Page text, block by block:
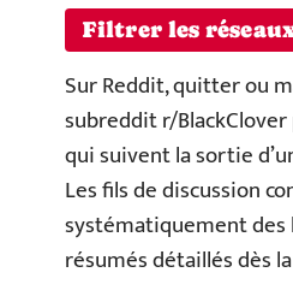
Filtrer les
Sur Reddit, quitter ou
subreddit r/
qui suivent la sortie
Les fils de discussion
systématiquement des
résumés détaillés dès